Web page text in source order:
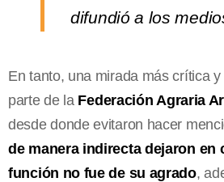
difundió a los
En tanto, una mirada más crítica
parte de la Federación Agraria
desde donde evitaron hacer
de manera indirecta dejaron en
función no fue de su agrado,